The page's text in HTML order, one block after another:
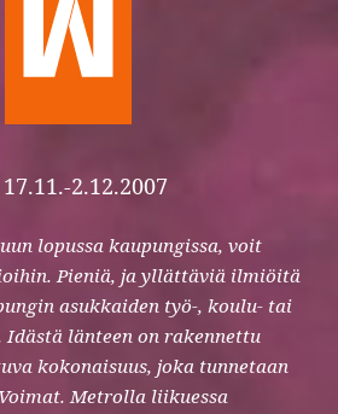
2.12.2007
lopussa kaupungissa, voit
Pieniä, ja yllättäviä ilmiöitä
asukkaiden työ-, koulu- tai
länteen on rakennettu
kokonaisuus, joka tunnetaan
Metrolla liikuessa